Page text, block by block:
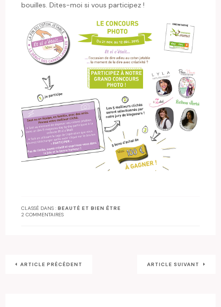
bouilles. Dites-moi si vous participez !
CLASSÉ DANS :BEAUTÉ ET BIEN ÊTRE
2 COMMENTAIRES
ARTICLE PRÉCÉDENT ARTICLE SUIVANT